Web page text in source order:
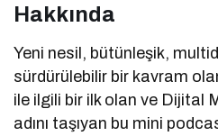
Hakkında
Yeni nesil, bütünleşik,
sürdürülebilir bir kavram
ile ilgili bir ilk olan ve Dijital
adını taşıyan bu mini